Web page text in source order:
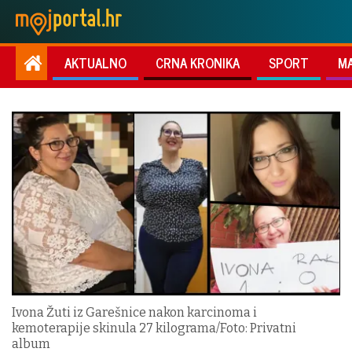
AKTUALNO CRNA KRONIKA SPORT
Ivona Žuti iz Garešnice nakon karcinoma i
kemoterapije skinula 27 kilograma/Foto: Privatni
album